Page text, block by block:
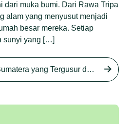
Rawa Tripa
27 Agu 2025
Perburuan
dari muka bumi. Dari Rawa Tripa
alam yang menyusut menjadi
besar mereka. Setiap
sunyi yang […]
Kisah Orangutan Sumatera yang Tergusur dari Rumah Sendiri series